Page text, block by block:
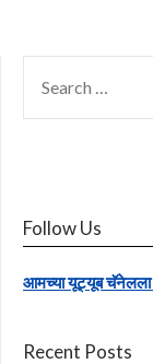
FOR:
Follow Us
आमच्या यूट्यूब
Recent Posts